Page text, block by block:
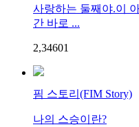
사랑하는 둘째야.이
간 바로 ...
2,34601
핌 스토리(FIM Story)
나의 스승이란?